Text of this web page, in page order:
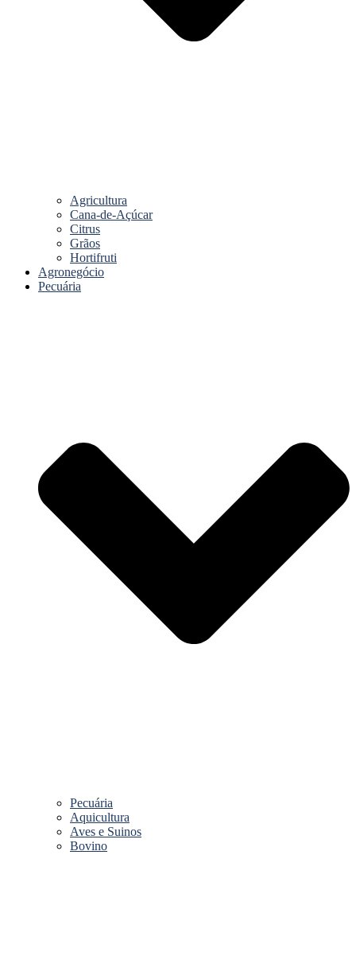
Agricultura
Cana-de-Açúcar
Citrus
Grãos
Hortifruti
Agronegócio
Pecuária
Pecuária
Aquicultura
Aves e Suinos
Bovino